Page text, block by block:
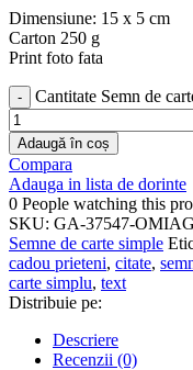
Dimensiune: 15 x 5 cm
Carton 250 g
Print foto fata
Cantitate Semn de
Adaugă în coș
Compara
Adauga in lista de dorinte
0 People watching this
SKU: GA-37547-
Semne de carte simple
cadou prieteni, citate,
carte simplu, text
Distribuie pe:
Descriere
Recenzii (0)